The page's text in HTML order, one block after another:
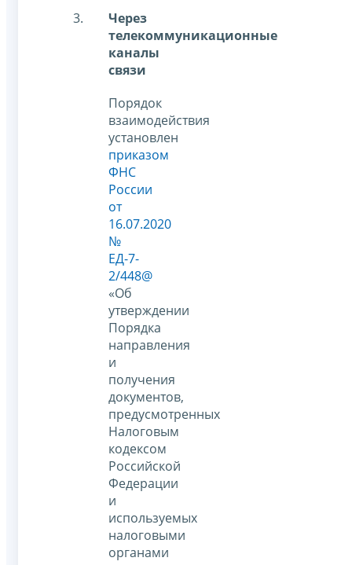
Через
телекоммуникационные
каналы
связи
Порядок
взаимодействия
установлен
приказом
ФНС
России
от
16.07.2020
№
ЕД-7-
2/448@
«Об
утверждении
Порядка
направления
и
получения
документов,
предусмотренных
Налоговым
кодексом
Российской
Федерации
и
используемых
налоговыми
органами